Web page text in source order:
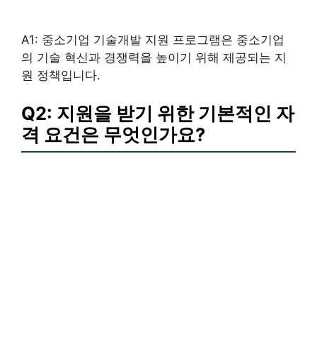
A1: 중소기업 기술개발 지원 프로그램은 중소기업
의 기술 혁신과 경쟁력을 높이기 위해 제공되는 지
원 정책입니다.
Q2: 지원을 받기 위한 기본적인 자
격 요건은 무엇인가요?